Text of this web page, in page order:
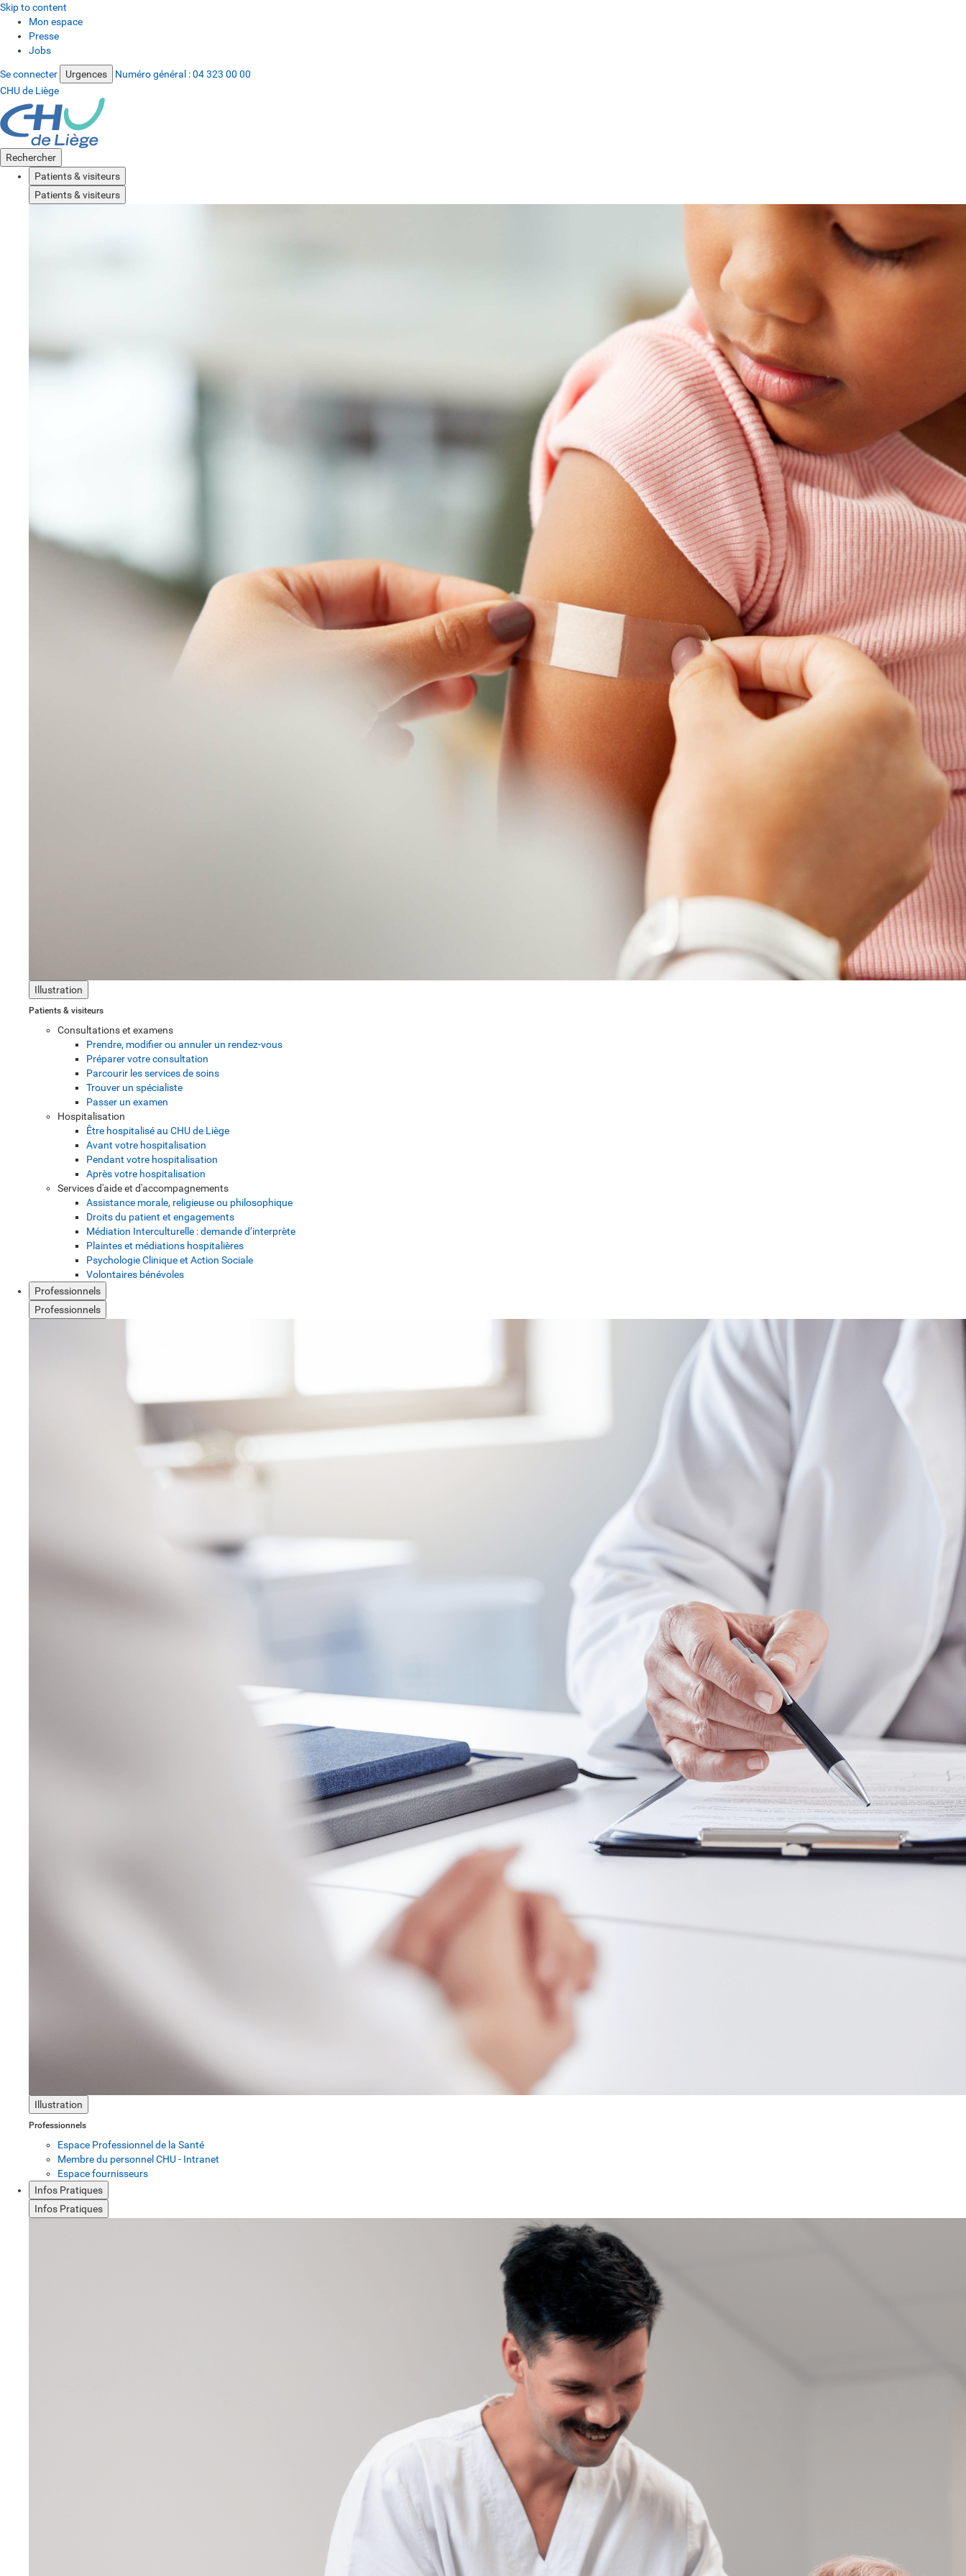
Skip to content
Mon espace
Presse
Jobs
Se connecter Urgences Numéro général :04 323 00 00
CHU de Liège
Rechercher
Patients & visiteurs
Patients & visiteurs
Illustration
Patients & visiteurs
Consultations et examens
Prendre, modifier ou annuler un rendez-vous
Préparer votre consultation
Parcourir les services de soins
Trouver un spécialiste
Passer un examen
Hospitalisation
Être hospitalisé au CHU de Liège
Avant votre hospitalisation
Pendant votre hospitalisation
Après votre hospitalisation
Services d'aide et d'accompagnements
Assistance morale, religieuse ou philosophique
Droits du patient et engagements
Médiation Interculturelle : demande d’interprète
Plaintes et médiations hospitalières
Psychologie Clinique et Action Sociale
Volontaires bénévoles
Professionnels
Professionnels
Illustration
Professionnels
Espace Professionnel de la Santé
Membre du personnel CHU - Intranet
Espace fournisseurs
Infos Pratiques
Infos Pratiques